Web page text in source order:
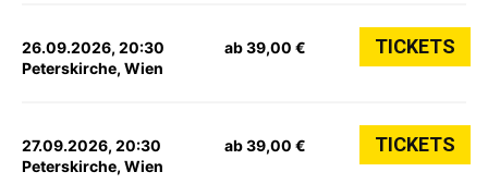
26.09.2026, 20:30
Peterskirche, Wien
ab 39,00 € TICKETS
27.09.2026, 20:30
Peterskirche, Wien
ab 39,00 € TICKETS